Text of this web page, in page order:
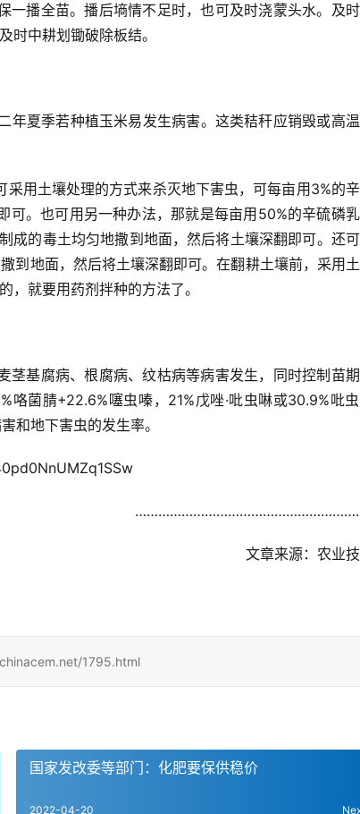
一播全苗。播后墒情不足时，也可及时浇蒙头水。及
时中耕划锄破除板结。
年夏季若种植玉米易发生病害。这类秸秆应销毁或高
用土壤处理的方式来杀灭地下害虫，可每亩用3%的
可。也可用另一种办法，那就是每亩用50%的辛硫磷
的毒土均匀地撒到地面，然后将土壤深翻即可。 还
到地面，然后将土壤深翻即可。在翻耕土壤前，采用
，就要用药剂拌种的方法了。
菌腈+22.6%噻虫嗪，21%戊唑·吡虫啉或30.9%吡
和地下害虫的发生率。
文章来源：农业
1795.html
国家发改委等部门：化肥要保供稳价
2022-04-20